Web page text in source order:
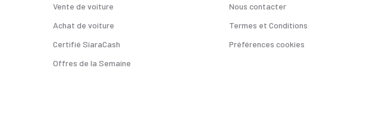
Vente de voiture
Achat de voiture
Certifié SiaraCash
Offres de la Semaine
Nous contacter
Termes et Conditions
Préférences cookies